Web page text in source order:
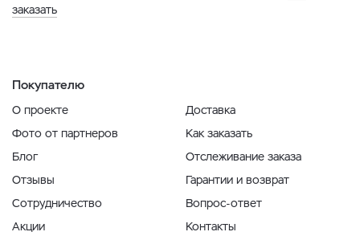
заказать
Покупателю
О проекте
Фото от партнеров
Блог
Отзывы
Сотрудничество
Акции
Доставка
Как заказать
Отслеживание заказа
Гарантии и возврат
Вопрос-ответ
Контакты